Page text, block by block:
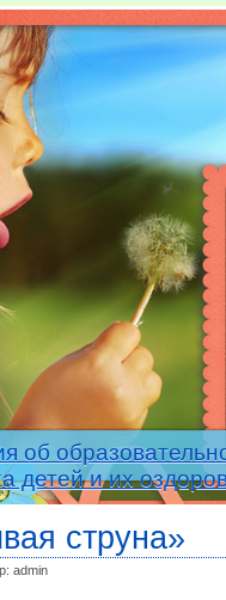
об
детей и их
струна»
admin